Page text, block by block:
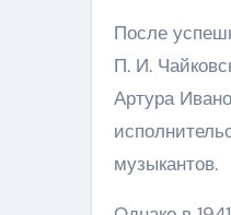
После
П. И.
Артура
музыкантов.